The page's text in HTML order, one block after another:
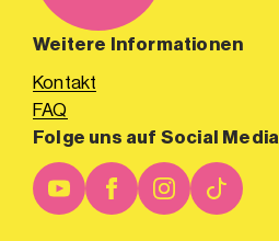
Weitere Informationen
Kontakt
FAQ
Folge uns auf Social Media